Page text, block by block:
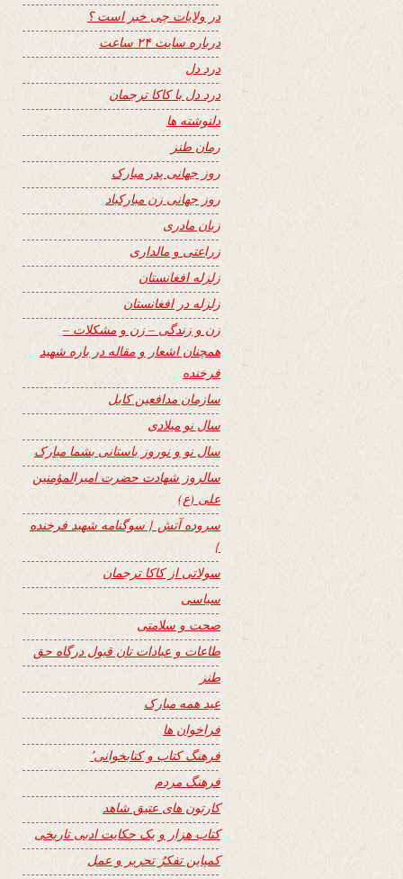
در ولایات چی خبر است ؟
درباره سایت ۲۴ ساعت
درد دل
درد دل با کاکا ترجمان
دلنوشته ها
رمان طنز
روز جهانی پدر مبارک
روز جهانی زن مبارکباد
زبان مادری
زراعتی و مالداری
زلزله افغانستان
زلزله در افغانستان
زن و زندگی – زن و مشکلات –
همچنان اشعار و مقاله در باره شهید
فرخنده
سازمان مدافعین کابل
سال نو میلادی
سال نو و نوروز باستانی بشما مبارک
سالروز شهادت حضرت امیرالمؤمنین
علی (ع)
سروده آتش { سوگنامه شهید فرخنده
}
سولاتی از کاکا ترجمان
سیاسی
صحت و سلامتی
طاعات و عبادات تان قبول درگاه حق
طنز
عید همه مبارک
فراخوان ها
فرهنگ کتاب و کتابخوانی٬
فرهنگ مردم
کارتون های عتیق شاهد
کتاب هزار و یک حکایت ادبی تاریخی
کمپاین تفکرُ تحریر و عمل